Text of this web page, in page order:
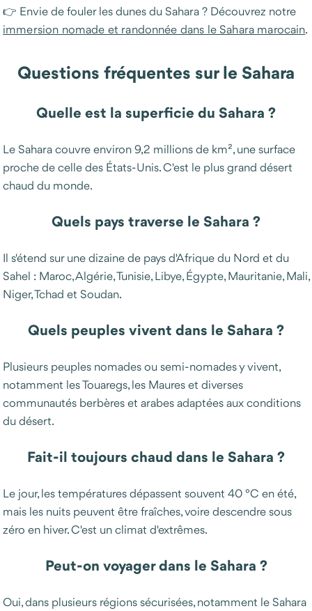
👉 Envie de fouler les dunes du Sahara ? Découvrez notre
immersion nomade et randonnée dans le Sahara marocain.
Questions fréquentes sur le Sahara
Quelle est la superficie du Sahara ?
Le Sahara couvre environ 9,2 millions de km², une surface
proche de celle des États-Unis. C'est le plus grand désert
chaud du monde.
Quels pays traverse le Sahara ?
Il s'étend sur une dizaine de pays d'Afrique du Nord et du
Sahel : Maroc, Algérie, Tunisie, Libye, Égypte, Mauritanie, Mali,
Niger, Tchad et Soudan.
Quels peuples vivent dans le Sahara ?
Plusieurs peuples nomades ou semi-nomades y vivent,
notamment les Touaregs, les Maures et diverses
communautés berbères et arabes adaptées aux conditions
du désert.
Fait-il toujours chaud dans le Sahara ?
Le jour, les températures dépassent souvent 40 °C en été,
mais les nuits peuvent être fraîches, voire descendre sous
zéro en hiver. C'est un climat d'extrêmes.
Peut-on voyager dans le Sahara ?
Oui, dans plusieurs régions sécurisées, notamment le Sahara